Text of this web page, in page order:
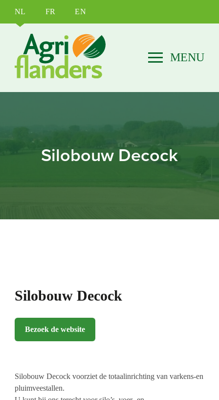
NL FR EN
Silobouw Decock
Silobouw Decock
Bezoek de website
Silobouw Decock voorziet de totaalinrichting van varkens-en
pluimveestallen.